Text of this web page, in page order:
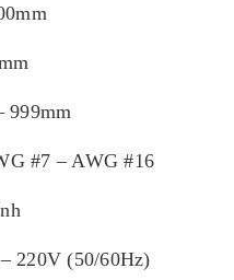
999mm
#7 – AWG #16
220V (50/60Hz)